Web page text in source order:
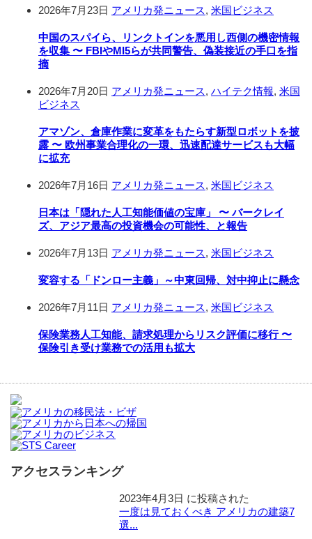
2026年7月23日 アメリカ発ニュース, 米国ビジネス
中国のスパイら、リンクトインを悪用し西側の機密情報
を収集 〜 FBIやMI5らが共同警告、偽装接近の手口を指
摘
2026年7月20日 アメリカ発ニュース, ハイテク情報, 米国
ビジネス
アマゾン、倉庫作業に変革をもたらす新型ロボットを披
露 〜 欧州事業合理化の一環、迅速配達サービスも大幅
に拡充
2026年7月16日 アメリカ発ニュース, 米国ビジネス
日本は「隠れた人工知能価値の宝庫」 〜 バークレイ
ズ、アジア最高の投資機会の可能性、と報告
2026年7月13日 アメリカ発ニュース, 米国ビジネス
変容する「ドンロー主義」～中東回帰、対中抑止に懸念
2026年7月11日 アメリカ発ニュース, 米国ビジネス
保険業務人工知能、請求処理からリスク評価に移行 〜
保険引き受け業務での活用も拡大
アクセスランキング
2023年4月3日 に投稿された
一度は見ておくべき アメリカの建築7
選...